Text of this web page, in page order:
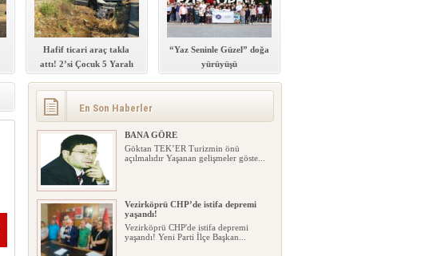
Hafif ticari araç takla
attı! 2’si Çocuk 5 Yaralı
“Yaz Seninle Güzel” doğa
yürüyüşü
En Son Haberler
BANA GÖRE
Göktan TEK’ER Turizmin önü
açılmalıdır Yaşanan gelişmeler göste...
Vezirköprü CHP’de istifa depremi
yaşandı!
Vezirköprü CHP'de istifa depremi
yaşandı! Yeni Parti İlçe Başkan...